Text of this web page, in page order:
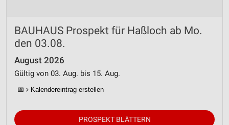
BAUHAUS Prospekt für Haßloch ab Mo.
den 03.08.
August 2026
Gültig von 03. Aug. bis 15. Aug.
📅 Kalendereintrag erstellen
PROSPEKT BLÄTTERN